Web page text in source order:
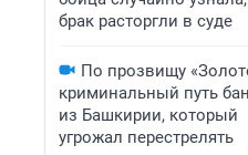
брак расторгли в суде
По прозвищу
криминальный путь
из Башкирии, который
угрожал перестрелять